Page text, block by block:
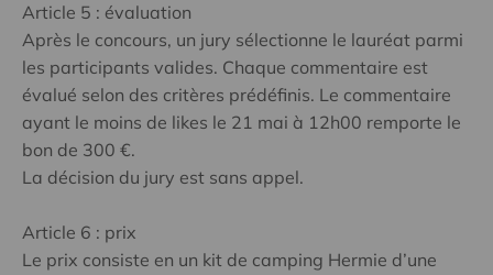
Article 5 : évaluation
Après le concours, un jury sélectionne le lauréat parmi
les participants valides. Chaque commentaire est
évalué selon des critères prédéfinis. Le commentaire
ayant le moins de likes le 21 mai à 12h00 remporte le
bon de 300 €.
La décision du jury est sans appel.
Article 6 : prix
Le prix consiste en un kit de camping Hermie d’une